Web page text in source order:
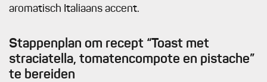
aromatisch Italiaans accent.
Stappenplan om recept “Toast met
straciatella, tomatencompote en pistache”
te bereiden